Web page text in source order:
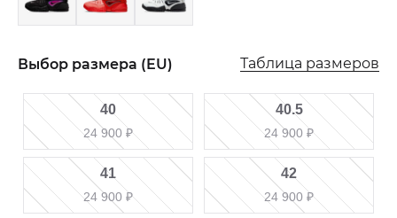
Выбор размера (EU) Таблица размеров
40
24 900 ₽
40.5
24 900 ₽
41
24 900 ₽
42
24 900 ₽